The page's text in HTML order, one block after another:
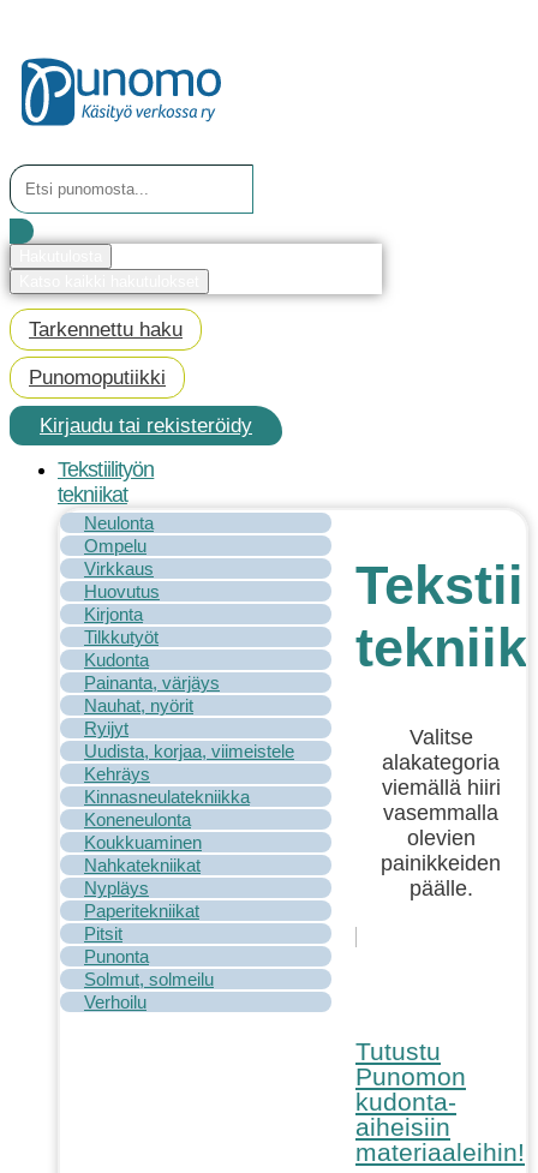
sisältöön
Search
...
Tarkennettu haku
Punomoputiikki
Kirjaudu tai rekisteröidy
Tekstiilityön
tekniikat
Neulonta
Ompelu
Virkkaus
Huovutus
Kirjonta
Tilkkutyöt
Kudonta
Painanta, värjäys
Nauhat, nyörit
Ryijyt
Uudista, korjaa, viimeistele
Kehräys
Kinnasneulatekniikka
Koneneulonta
Koukkuaminen
Nahkatekniikat
Nypläys
Paperitekniikat
Pitsit
Punonta
Solmut, solmeilu
Verhoilu
Valitse
alakategoria
viemällä hiiri
vasemmalla
olevien
painikkeiden
päälle.
Tutustu
Punomon
kudonta-
aiheisiin
materiaaleihin!